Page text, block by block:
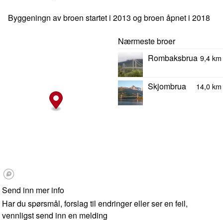
Byggeningn av broen startet i 2013 og broen åpnet i 2018
Nærmeste broer
Rombaksbrua 9,4 km
Skjombrua 14,0 km
Send inn mer info
Har du spørsmål, forslag til endringer eller ser en feil,
vennligst send inn en melding